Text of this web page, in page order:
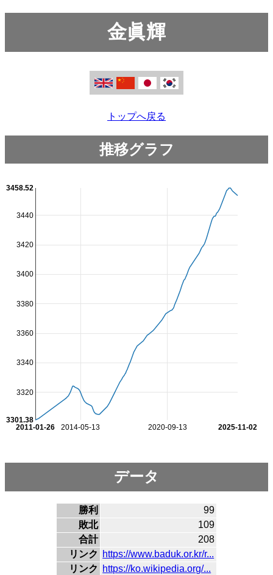
金眞輝
トップへ戻る
推移グラフ
2014-05-13 2020-09-13
2011-01-26 2025-11-02
3320
3340
3360
3380
3400
3420
3440
3301.38
3458.52
データ
勝利
99
敗北
109
合計
208
リンク
https://www.baduk.or.kr/r...
リンク
https://ko.wikipedia.org/...